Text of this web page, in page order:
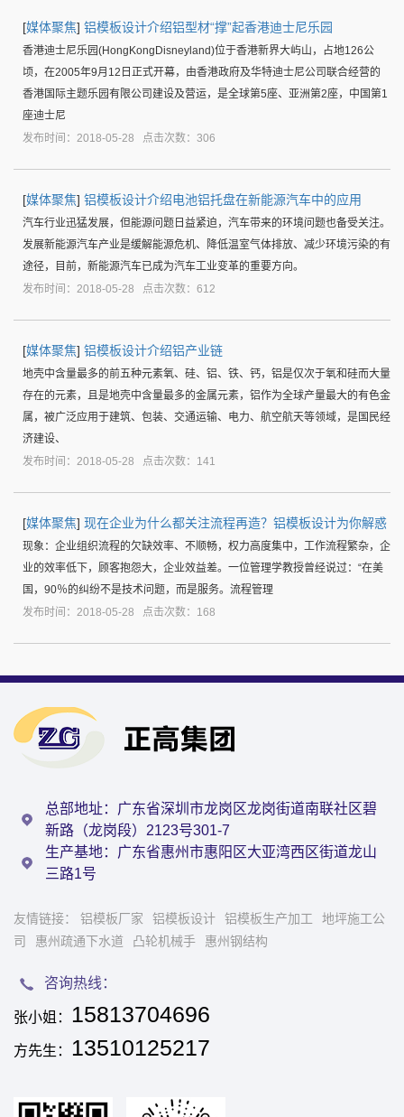
[媒体聚焦] 铝模板设计介绍铝型材“撑”起香港迪士尼乐园
香港迪士尼乐园(HongKongDisneyland)位于香港新界大屿山，占地126公
顷，在2005年9月12日正式开幕，由香港政府及华特迪士尼公司联合经营的
香港国际主题乐园有限公司建设及营运，是全球第5座、亚洲第2座，中国第1
座迪士尼
发布时间：2018-05-28 点击次数：306
[媒体聚焦] 铝模板设计介绍电池铝托盘在新能源汽车中的应用
汽车行业迅猛发展，但能源问题日益紧迫，汽车带来的环境问题也备受关注。
发展新能源汽车产业是缓解能源危机、降低温室气体排放、减少环境污染的有
途径，目前，新能源汽车已成为汽车工业变革的重要方向。
发布时间：2018-05-28 点击次数：612
[媒体聚焦] 铝模板设计介绍铝产业链
地壳中含量最多的前五种元素氧、硅、铝、铁、钙，铝是仅次于氧和硅而大量
存在的元素，且是地壳中含量最多的金属元素，铝作为全球产量最大的有色金
属，被广泛应用于建筑、包装、交通运输、电力、航空航天等领域，是国民经
济建设、
发布时间：2018-05-28 点击次数：141
[媒体聚焦] 现在企业为什么都关注流程再造？铝模板设计为你解惑
现象：企业组织流程的欠缺效率、不顺畅，权力高度集中，工作流程繁杂，企
业的效率低下，顾客抱怨大，企业效益差。一位管理学教授曾经说过：“在美
国，90％的纠纷不是技术问题，而是服务。流程管理
发布时间：2018-05-28 点击次数：168
总部地址：广东省深圳市龙岗区龙岗街道南联社区碧
新路（龙岗段）2123号301-7
生产基地：广东省惠州市惠阳区大亚湾西区街道龙山
三路1号
友情链接： 铝模板厂家 铝模板设计 铝模板生产加工
地坪施工公
司
惠州疏通下水道 凸轮机械手 惠州钢结构
咨询热线：
张小姐： 15813704696
方先生： 13510125217